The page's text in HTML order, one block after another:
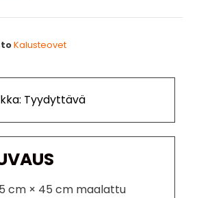
Kalusteovet
Tyydyttävä
cm × 45 cm maalattu